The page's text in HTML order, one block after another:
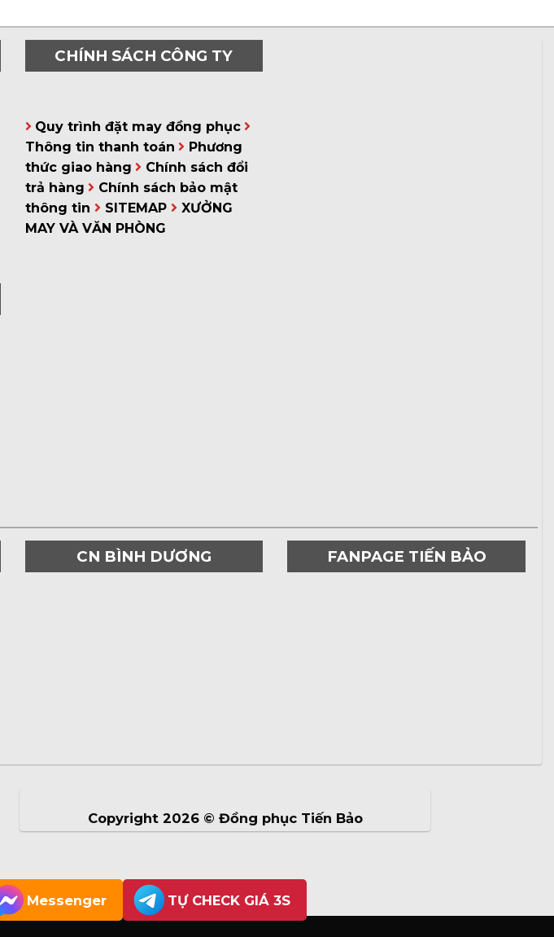
CHÍNH SÁCH CÔNG TY
Quy trình đặt may đồng phục
Thông tin thanh toán
Phương
thức giao hàng
Chính sách đổi
trả hàng
Chính sách bảo mật
thông tin
SITEMAP
XƯỞNG
MAY VÀ VĂN PHÒNG
CN BÌNH DƯƠNG FANPAGE TIẾN BẢO
Copyright 2026 © Đồng phục Tiến Bảo
Messenger TỰ CHECK GIÁ 3S